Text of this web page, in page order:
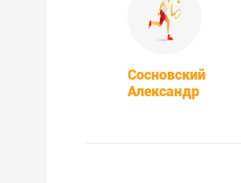
Сосновский
Александр